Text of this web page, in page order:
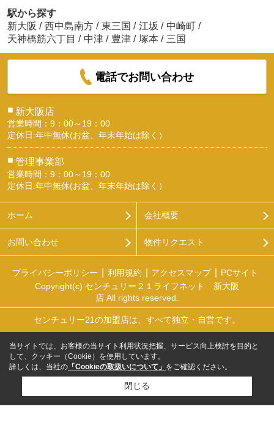
駅から探す
新大阪 / 西中島南方 / 東三国 / 江坂 / 中崎町 /
天神橋筋六丁目 / 中津 / 豊津 / 塚本 / 三国
電話でお問い合わせ
■ 新大阪店
営業時間：9：00～19：00
定休日:年中無休(お盆、年末年始は除く）
■ 管理事業部
営業時間：9：00～19：00
定休日:年中無休(お盆、年末年始は除く）
ホーム 会社概要
お問い合わせ 物件リクエスト
プライバシーポリシー 利用規約 アクセスマップ
PCサイト
Copyright(c) センチュリー２１ライフネット 新大阪
店 All rights reserved.
センチュリー21の加盟店は、すべて独立・自営です。
当サイトでは、お客様の当サイト利用状況把握、サービス向上検討を目的と
して、クッキー（Cookie）を使用しています。
詳しくは、当社の 「Cookieの取扱いについて」 をご確認ください。
閉じる